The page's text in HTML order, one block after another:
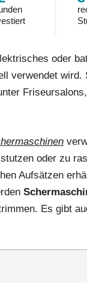
oder
verwendet
oder zu
Aufsätzen
Es gibt